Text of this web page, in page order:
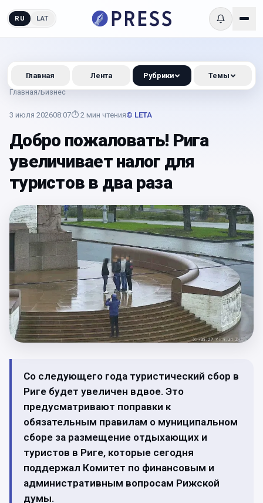
RU LAT
Главная/Бизнес
3 июля 202608:07⏱ 2 мин чтения© LETA
Добро пожаловать! Рига
увеличивает налог для
туристов в два раза
Со следующего года туристический сбор в
Риге будет увеличен вдвое. Это
предусматривают поправки к
обязательным правилам о муниципальном
сборе за размещение отдыхающих и
туристов в Риге, которые сегодня
поддержал Комитет по финансовым и
административным вопросам Рижской
думы.
Главная Лента Рубрики Темы